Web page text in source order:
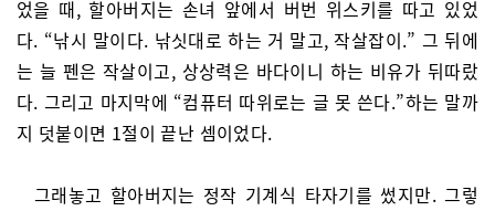
었을 때, 할아버지는 손녀 앞에서 버번 위스키를 따고 있었
다. “낚시 말이다. 낚싯대로 하는 거 말고, 작살잡이.” 그 뒤에
는 늘 펜은 작살이고, 상상력은 바다이니 하는 비유가 뒤따랐
다. 그리고 마지막에 “컴퓨터 따위로는 글 못 쓴다.”하는 말까
지 덧붙이면 1절이 끝난 셈이었다.
그래놓고 할아버지는 정작 기계식 타자기를 썼지만. 그렇